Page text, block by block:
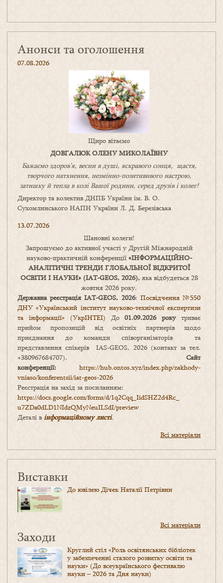
Анонси та оголошення
07.08.2026
Щиро вітаємо
ДОВГАЛЮК ОЛЕНУ МИКОЛАЇВНУ
Бажаємо здоров’я, весни в душі, яскравого сонця, щастя,
творчого натхнення, незмінно-позитивнвого настрою,
затишкуйтепла в коліВашоїродини, серед друзів і колег!
Директор та колектив ДНПБ України ім. В. О.
Сухомлинського НАПН України Л. Д. Березівська
13.07.2026
Шановні колеги!
Запрошуємо до активної участі у Другій Міжнародній
науково-практичній конференції «ІНФОРМАЦІЙНО-
АНАЛІТИЧНІ ТРЕНДИ ГЛОБАЛЬНОЇ ВІДКРИТОЇ
ОСВІТИ І НАУКИ» (IAT-GEOS, 2026),яка відбудеться 28
жовтня 2026 року.
Державна реєстрація IAT-GEOS, 2026: Посвідчення №550
ДНУ «Український інститут науково-технічної експертизи
та інформації» (УкрІНТЕІ) До01.09.2026 рокутриває
прийом пропозицій від освітніх партнерів щодо
приєднання до команди співорганізаторів та
представлення спікерів IAS-GEOS, 2026 (контакт за тел.
+380967684707). Сайт
конференції: https://hub.ontos.xyz/index.php/zakhody-
vniaso/konferentsii/iat-geos-2026
Реєстрація на захід за посиланням:
https://docs.google.com/forms/d/1q2Cqq_IidSHZ2d4Rc_
u7ZDa0dLD1NIdzQMyNeuILSdI/preview
Деталі в інформаційному листі.
Всі матеріали
Виставки
До ювілею Дічек Наталії Петрівни
Всі матеріали
Заходи
Круглий стіл «Роль освітянських бібліотек
у забезпеченні сталого розвитку освіти та
науки» (До всеукраїнського фестивалю
науки – 2026 та Дня науки)